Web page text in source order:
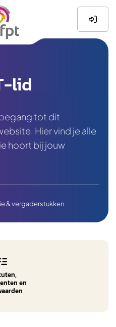

lid
tot dit
Hier vind je alle
hoort bij jouw
& vergaderstukken
en